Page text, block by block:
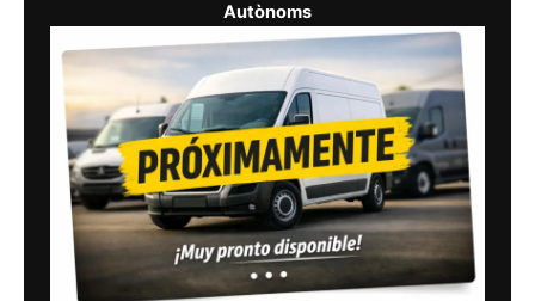
Autònoms